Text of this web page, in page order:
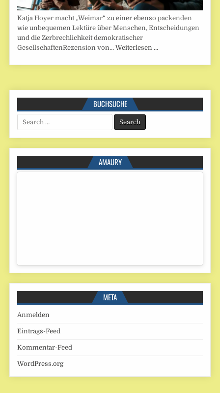
Katja Hoyer macht „Weimar“ zu einer ebenso packenden
wie unbequemen Lektüre über Menschen, Entscheidungen
und die Zerbrechlichkeit demokratischer
GesellschaftenRezension von…Weiterlesen …
BUCHSUCHE
Search
for:
AMAURY
META
Anmelden
Eintrags-Feed
Kommentar-Feed
WordPress.org